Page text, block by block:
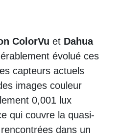
ColorVu et Dahua
évolué ces
capteurs actuels
images couleur
0,001 lux
qui couvre la quasi-
dans un